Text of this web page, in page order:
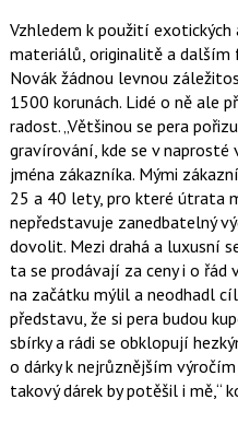
Vzhledem k použití exotických
materiálů, originalitě a dalším
Novák žádnou levnou
1500 korunách. Lidé o ně ale
radost. Většinou se pera
gravírování, kde se v
jména zákazníka. Mými
25 a 40 lety, pro které útrata
nepředstavuje zanedbatelný
dovolit. Mezi drahá a luxusní
ta se prodávají za ceny i o řád
na začátku mýlil a neodhadl
představu, že si pera budou
sbírky a rádi se obklopují
o dárky k nejrůznějším
takový dárek by potěšil i mě,